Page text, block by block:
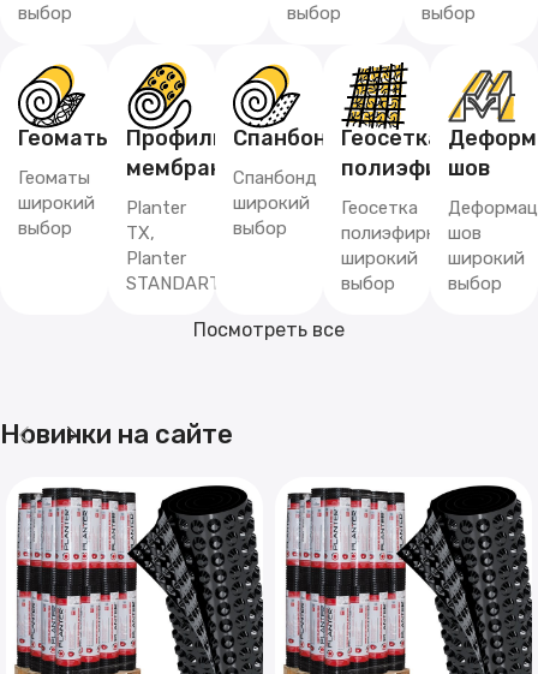
выбор
выбор
выбор
Геоматы
Геоматы
широкий
выбор
Профилированная
мембрана
Planter
TX,
Planter
STANDART
Спанбонд
Спанбонд
широкий
выбор
Геосетка
полиэфирная
Геосетка
полиэфирная
широкий
выбор
шов
шов
широкий
выбор
Посмотреть все
Новинки на сайте